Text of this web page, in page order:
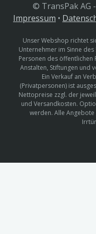
© TransPak AG
Impressum •
Unser Webshop richtet
Unternehmer im Sinne
Personen des öffentlichen
Anstalten, Stiftungen und
Ein Verkauf an
(Privatpersonen) ist
Nettopreise zzgl. der
und Versandkosten.
werden. Alle